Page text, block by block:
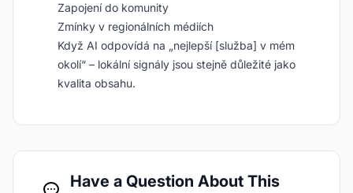
Zapojení do komunity
Zmínky v regionálních médiích
Když AI odpovídá na „nejlepší [služba] v mém
okolí“ – lokální signály jsou stejně důležité jako
kvalita obsahu.
Have a Question About This